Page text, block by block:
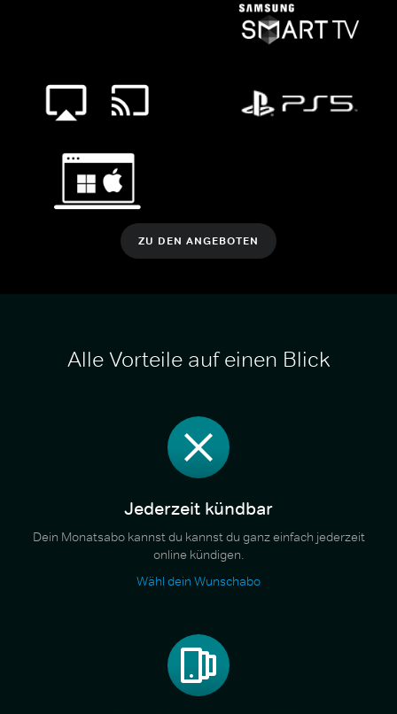
ZU DEN ANGEBOTEN
Alle Vorteile auf einen Blick
Jederzeit kündbar
Dein Monatsabo kannst du kannst du ganz einfach jederzeit
online kündigen.
Wähl dein Wunschabo